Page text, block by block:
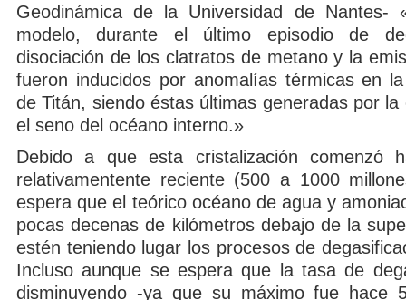
Geodinámica de la Universidad de Nantes-
modelo, durante el último episodio de
disociación de los clatratos de metano y la
fueron inducidos por anomalías térmicas en
de Titán, siendo éstas últimas generadas por la
el seno del océano interno.»
Debido a que esta cristalización comenzó
relativamentente reciente (500 a 1000
espera que el teórico océano de agua y
pocas decenas de kilómetros debajo de la
estén teniendo lugar los procesos de
Incluso aunque se espera que la tasa de
disminuyendo -ya que su máximo fue hace